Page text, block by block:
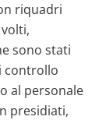
riquadri
sono stati
controllo
al personale
presidiati,